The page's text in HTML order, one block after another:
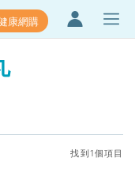
康網購
找到1個項目